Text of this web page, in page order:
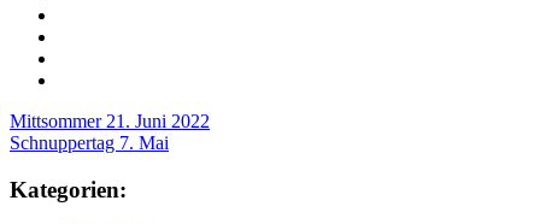
Post
navigation
Mittsommer 21. Juni 2022
Schnuppertag 7. Mai
Kategorien: